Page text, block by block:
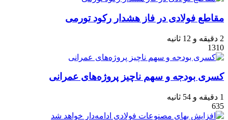
مقاطع فولادی در فاز هشدار رکود تورمی
2 دقیقه و 12 ثانیه
1310
کسری بودجه و سهم ناچیز پروژ‌ه‌های عمرانی
1 دقیقه و 54 ثانیه
635